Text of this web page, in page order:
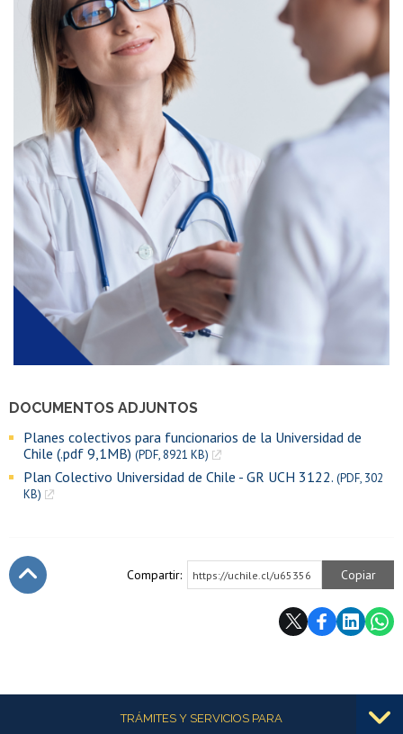
DOCUMENTOS ADJUNTOS
Planes colectivos para funcionarios de la Universidad de
Chile (.pdf 9,1MB) (PDF, 8921 KB)
Plan Colectivo Universidad de Chile - GR UCH 3122. (PDF, 302
KB)
Compartir: https://uchile.cl/u65356 Copiar
Más informaciónTRÁMITES Y SERVICIOS PARA